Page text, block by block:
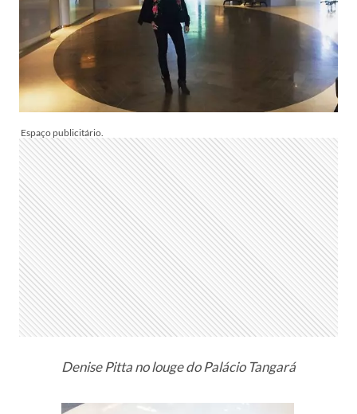
Denise Pitta no louge do Palácio Tangará